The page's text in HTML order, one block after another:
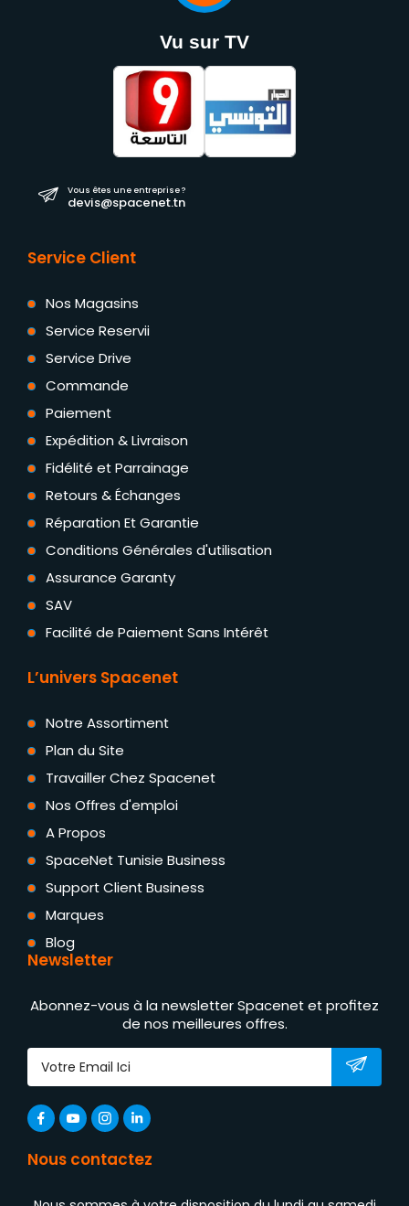
Vu sur TV
Vous êtes une entreprise ?
devis@spacenet.tn
Service Client
Nos Magasins
Service Reservii
Service Drive
Commande
Paiement
Expédition & Livraison
Fidélité et Parrainage
Retours & Échanges
Réparation Et Garantie
Conditions Générales d'utilisation
Assurance Garanty
SAV
Facilité de Paiement Sans Intérêt
L’univers Spacenet
Notre Assortiment
Plan du Site
Travailler Chez Spacenet
Nos Offres d'emploi
A Propos
SpaceNet Tunisie Business
Support Client Business
Marques
Blog
Newsletter
Abonnez-vous à la newsletter Spacenet et profitez
de nos meilleures offres.
Nous contactez